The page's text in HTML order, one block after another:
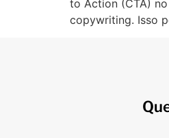
to Action (CTA)
copywriting. Isso